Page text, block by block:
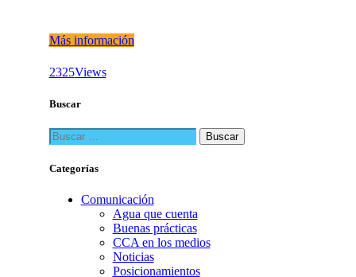
Más información
2325Views
Buscar
Buscar:
Categorías
Comunicación
Agua que cuenta
Buenas prácticas
CCA en los medios
Noticias
Posicionamientos